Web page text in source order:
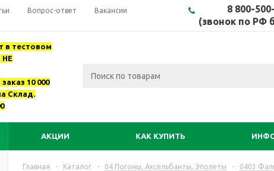
Вопрос-ответ Вакансии
8 800-500-
(звонок по РФ
в тестовом
НЕ
10 000
Склад.
АКЦИИ КАК КУПИТЬ
Главная - Каталог - 04 Погоны, Аксельбанты, Эполеты - 0403